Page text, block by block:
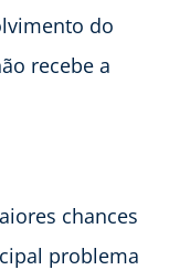
do
recebe a
chances
problema